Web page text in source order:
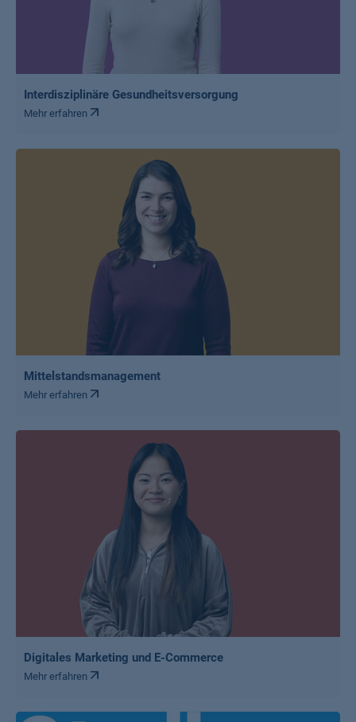
Interdisziplinäre Gesundheitsversorgung
Mehr erfahren
Mittelstandsmanagement
Mehr erfahren
Digitales Marketing und E-Commerce
Mehr erfahren